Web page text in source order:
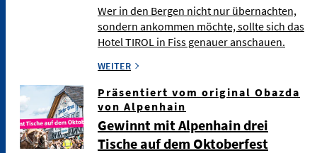
Wer in den Bergen nicht nur übernachten,
sondern ankommen möchte, sollte sich das
Hotel TIROL in Fiss genauer anschauen.
WEITER
Präsentiert vom original Obazda
von Alpenhain
Gewinnt mit Alpenhain drei
Tische auf dem Oktoberfest